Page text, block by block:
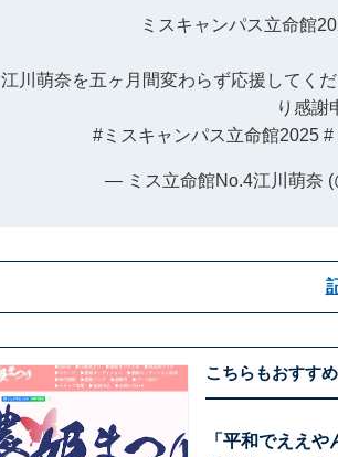
ミスキャンパス立命館
江川萌奈を五ヶ月間変わらず応援してく
り感謝
#ミスキャンパス立命館2025 #
— ミス立命館No.4江川萌奈
こちらもおすすめ
「平和でええ